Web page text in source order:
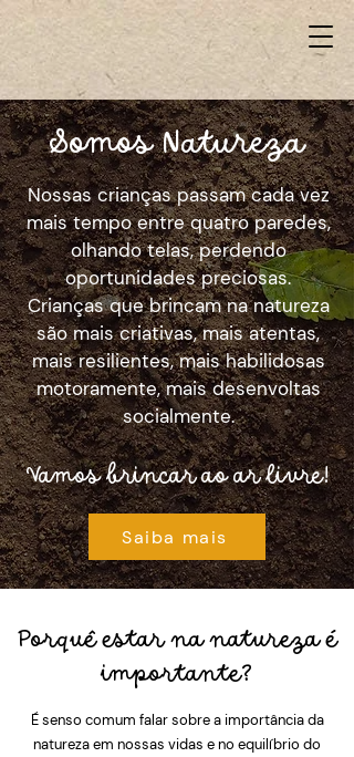
Somos Natureza
Nossas crianças passam cada vez
mais tempo entre quatro paredes,
olhando telas, perdendo
oportunidades preciosas.
Crianças que brincam na natureza
são mais criativas, mais atentas,
mais resilientes, mais habilidosas
motoramente, mais desenvoltas
socialmente.
Vamos brincar ao ar livre!
Saiba mais
Porquê estar na natureza é
importante?
É senso comum falar sobre a importância da
natureza em nossas vidas e no equilíbrio do